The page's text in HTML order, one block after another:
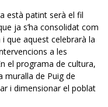
està patint serà el fil
ja s’ha consolidat com
que aquest celebrarà la
a les
el programa de cultura,
muralla de Puig de
i dimensionar el poblat